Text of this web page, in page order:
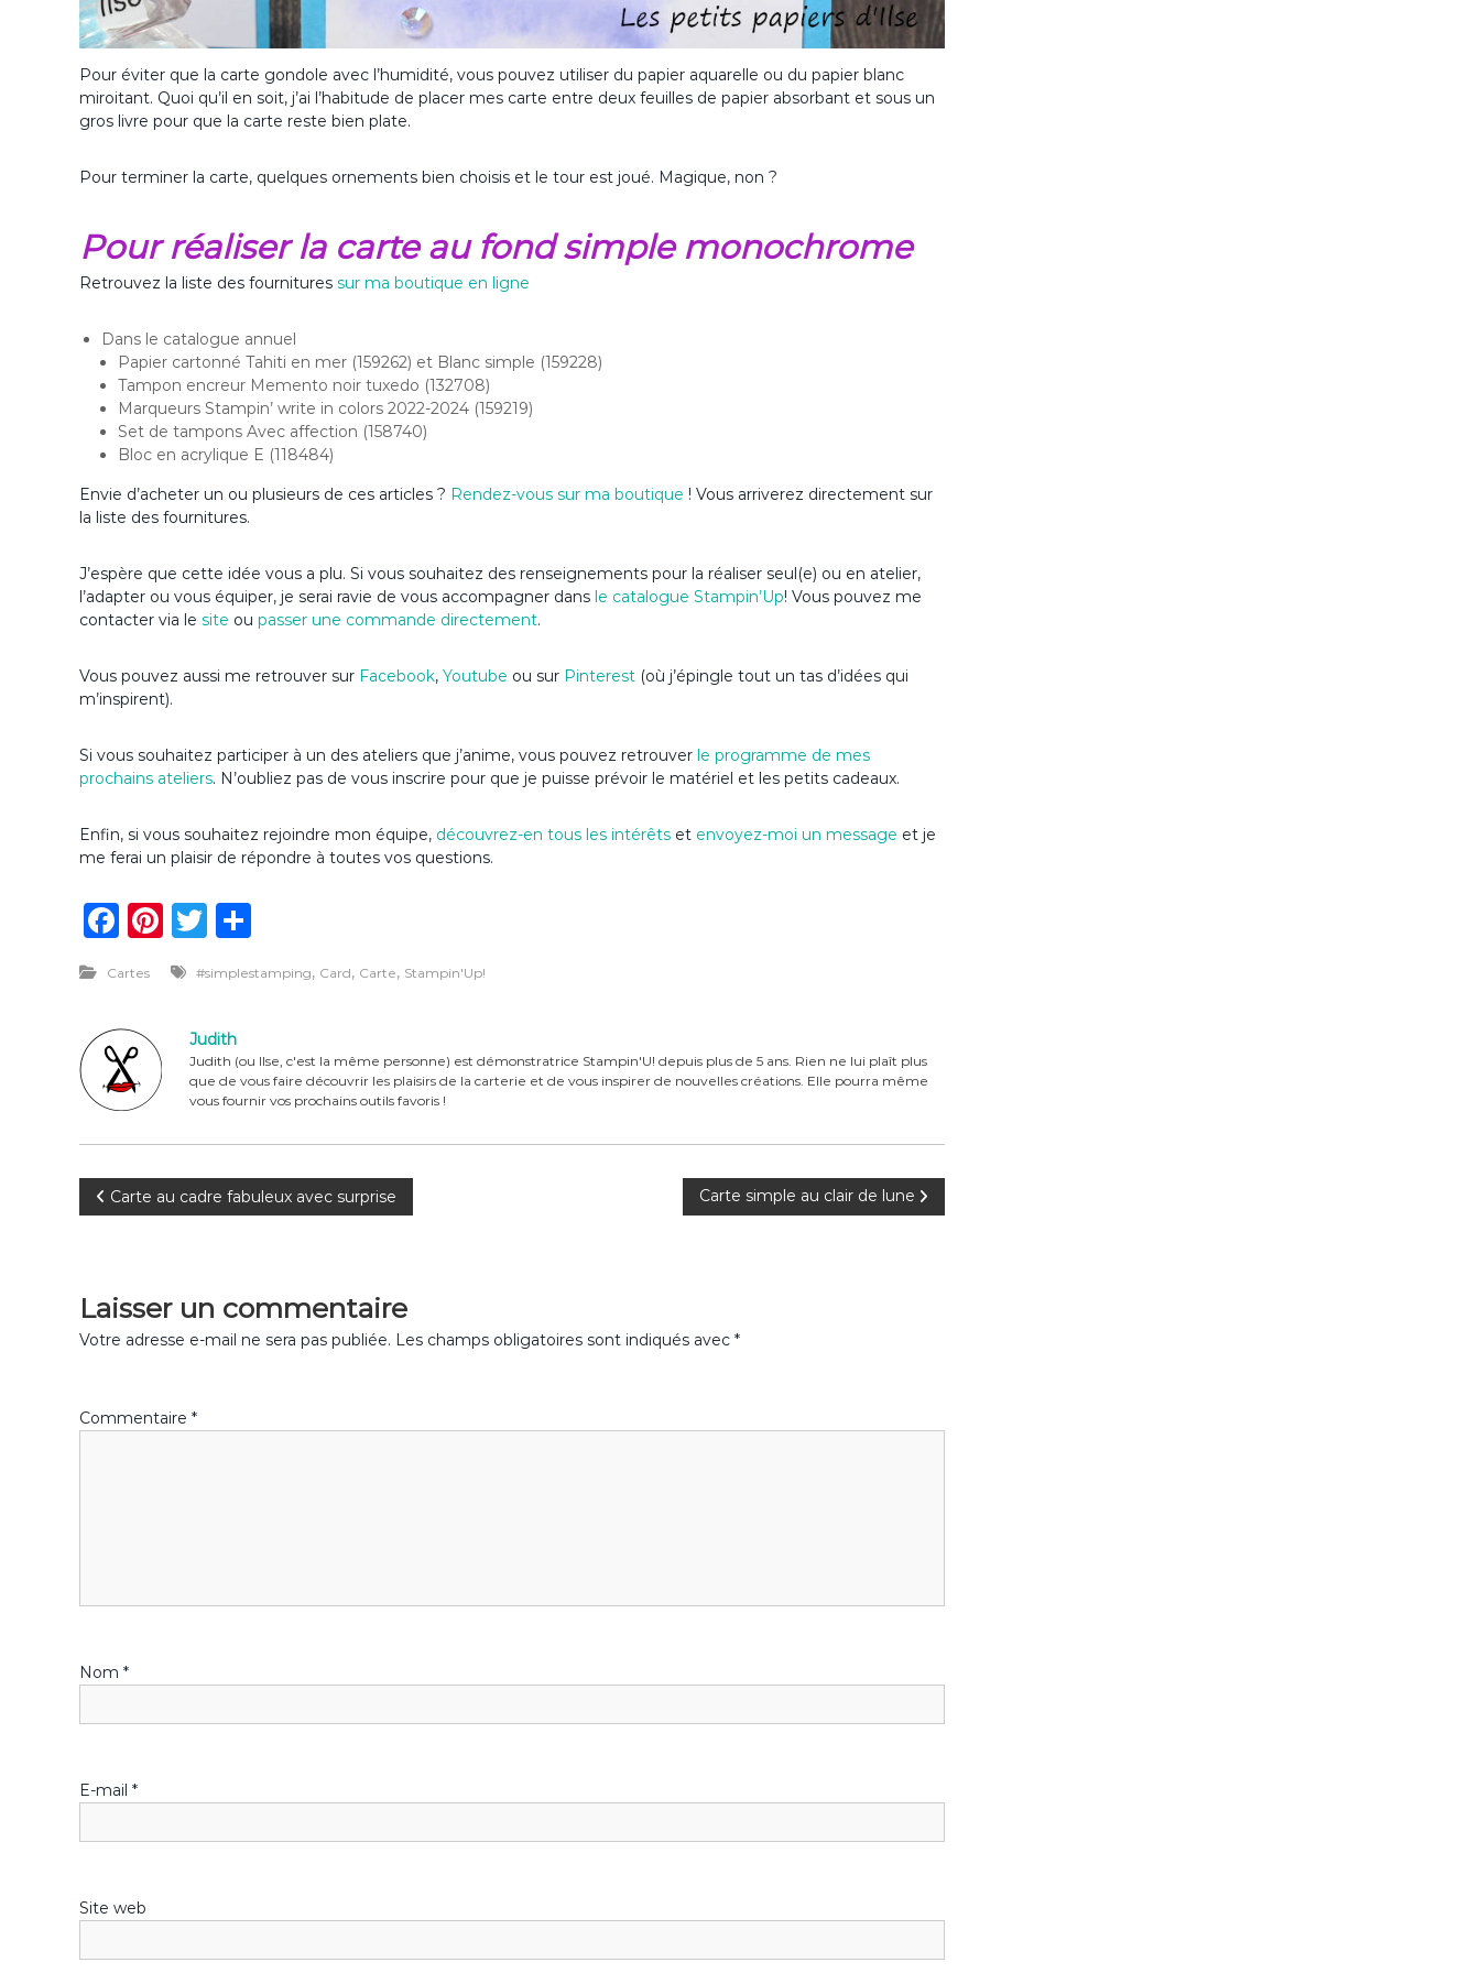
Pour éviter que la carte gondole avec l’humidité, vous pouvez utiliser du papier aquarelle ou du papier blanc
miroitant. Quoi qu’il en soit, j’ai l’habitude de placer mes carte entre deux feuilles de papier absorbant et sous un
gros livre pour que la carte reste bien plate.
Pour terminer la carte, quelques ornements bien choisis et le tour est joué. Magique, non ?
Pour réaliser la carte au fond simple monochrome
Retrouvez la liste des fournitures sur ma boutique en ligne
Dans le catalogue annuel
Papier cartonné Tahiti en mer (159262) et Blanc simple (159228)
Tampon encreur Memento noir tuxedo (132708)
Marqueurs Stampin’ write in colors 2022-2024 (159219)
Set de tampons Avec affection (158740)
Bloc en acrylique E (118484)
Envie d’acheter un ou plusieurs de ces articles ? Rendez-vous sur ma boutique ! Vous arriverez directement sur
la liste des fournitures.
J’espère que cette idée vous a plu. Si vous souhaitez des renseignements pour la réaliser seul(e) ou en atelier,
l’adapter ou vous équiper, je serai ravie de vous accompagner dans le catalogue Stampin’Up! Vous pouvez me
contacter via le site ou passer une commande directement.
Vous pouvez aussi me retrouver sur Facebook, Youtube ou sur Pinterest (où j’épingle tout un tas d’idées qui
m’inspirent).
Si vous souhaitez participer à un des ateliers que j’anime, vous pouvez retrouver le programme de mes
prochains ateliers. N’oubliez pas de vous inscrire pour que je puisse prévoir le matériel et les petits cadeaux.
Enfin, si vous souhaitez rejoindre mon équipe, découvrez-en tous les intérêts et envoyez-moi un message et je
me ferai un plaisir de répondre à toutes vos questions.
F
c
e
b
o
k
Pi
n
te
re
st
T
it
te
r
ta
er
Cartes #simplestamping, Card, Carte, Stampin'Up!
Judith
Judith (ou Ilse, c'est la même personne) est démonstratrice Stampin'U! depuis plus de 5 ans. Rien ne lui plaît plus
que de vous faire découvrir les plaisirs de la carterie et de vous inspirer de nouvelles créations. Elle pourra même
vous fournir vos prochains outils favoris !
N
v
i
o
d
l
’
a
Carte au cadre fabuleux avec surprise Carte simple au clair de lune
Laisser un commentaire
Votre adresse e-mail ne sera pas publiée. Les champs obligatoires sont indiqués avec *
Commentaire *
Nom *
E-mail *
Site web